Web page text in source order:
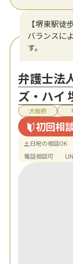
【堺東駅
バランスに
す。
弁護士法
ズ・ハイ
大阪府
初回相
土日祝の相談OK
電話相談可